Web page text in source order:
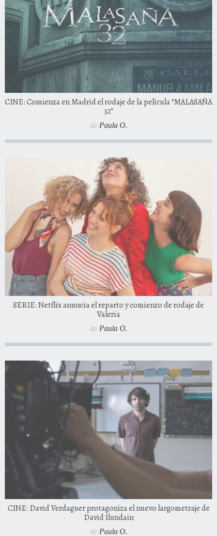
CINE: Comienza en Madrid el rodaje de la película “MALASAÑA
32”
de Paula O.
SERIE: Netflix anuncia el reparto y comienzo de rodaje de
Valeria
de Paula O.
CINE: David Verdaguer protagoniza el nuevo largometraje de
David Ilundain
de Paula O.